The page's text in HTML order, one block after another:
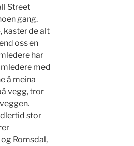
Street
gang.
kaster de alt
oss en
har
med
å meina
vegg, tror
stor
Romsdal,